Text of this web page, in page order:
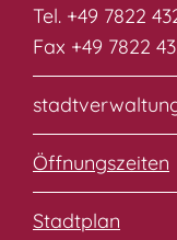
Tel. +49 7822
Fax +49 7822
Öffnungszeiten
Stadtplan